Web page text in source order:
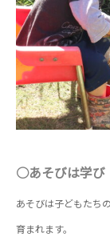
○あそびは学び
あそびは子どもたち
育まれます。